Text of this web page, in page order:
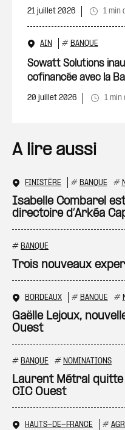
21 juillet 2026 1 min
AIN # BANQUE
Sowatt Solutions
cofinancée avec la
20 juillet 2026 1 min
A lire aussi
FINISTÈRE # BANQUE #
Isabelle Combarel
directoire d’Arkéa
# BANQUE
Trois nouveaux
BORDEAUX # BANQUE #
Gaëlle Lejoux,
Ouest
# BANQUE # NOMINATIONS
Laurent Métral
CIC Ouest
HAUTS-DE-FRANCE #